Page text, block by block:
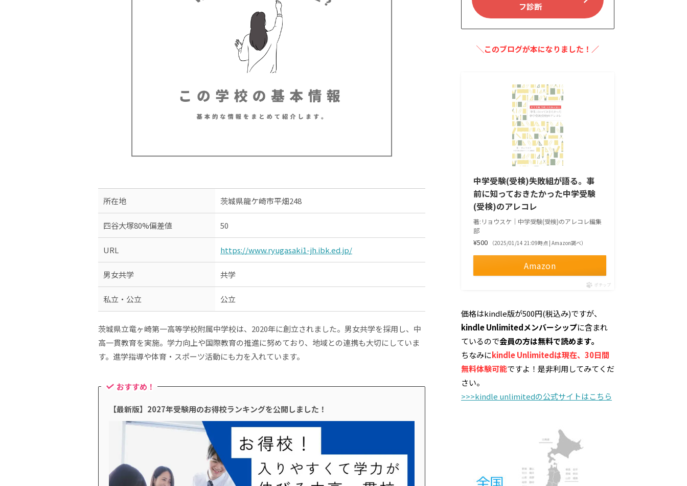
所在地 茨城県龍ケ崎市平畑248
四谷大塚80%偏差値 50
URL https://www.ryugasaki1-jh.ibk.ed.jp/
男女共学 共学
私立・公立 公立
茨城県立竜ヶ崎第一高等学校附属中学校は、2020年に創立されました。男女共学を採用し、中
高一貫教育を実施。学力向上や国際教育の推進に努めており、地域との連携も大切にしていま
す。進学指導や体育・スポーツ活動にも力を入れています。
おすすめ！
【最新版】2027年受験用のお得校ランキングを公開しました！
フ診断
╲このブログが本になりました！／
中学受験(受検)失敗組が語る。事
前に知っておきたかった中学受験
(受検)のアレコレ
著:リョウスケ｜中学受験(受検)のアレコレ編集
部
¥500 （2025/01/14 21:09時点 | Amazon調べ）
Amazon
ポチップ
価格はkindle版が500円(税込み)ですが、
kindle Unlimitedメンバーシップに含まれ
ているので会員の方は無料で読めます。
ちなみにkindle Unlimitedは現在、30日間
無料体験可能ですよ！是非利用してみてくだ
さい。
>>>kindle unlimitedの公式サイトはこちら